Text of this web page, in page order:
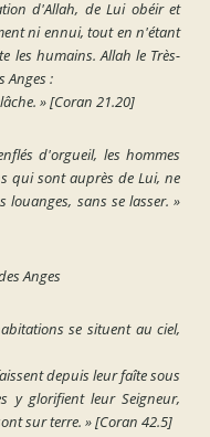
d'Allah, de Lui obéir et
ni ennui, tout en n'étant
les humains. Allah le Très-
Anges :
»[Coran 21.20]
d'orgueil, les hommes
qui sont auprès de Lui, ne
louanges, sans se lasser. »
Anges
se situent au ciel,
depuis leur faîte sous
y glorifient leur Seigneur,
sur terre. »[Coran 42.5]